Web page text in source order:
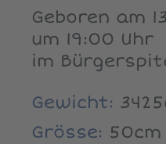
Geboren am
um 19:00 Uhr
im
Gewicht:
Grösse: 50cm